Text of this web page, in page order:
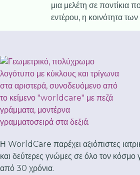
μια μελέτη σε ποντίκια
εντέρου, η κοινότητα
Η WorldCare παρέχει αξιόπιστες
και δεύτερες γνώμες σε όλο τον κόσμο
από 30 χρόνια.